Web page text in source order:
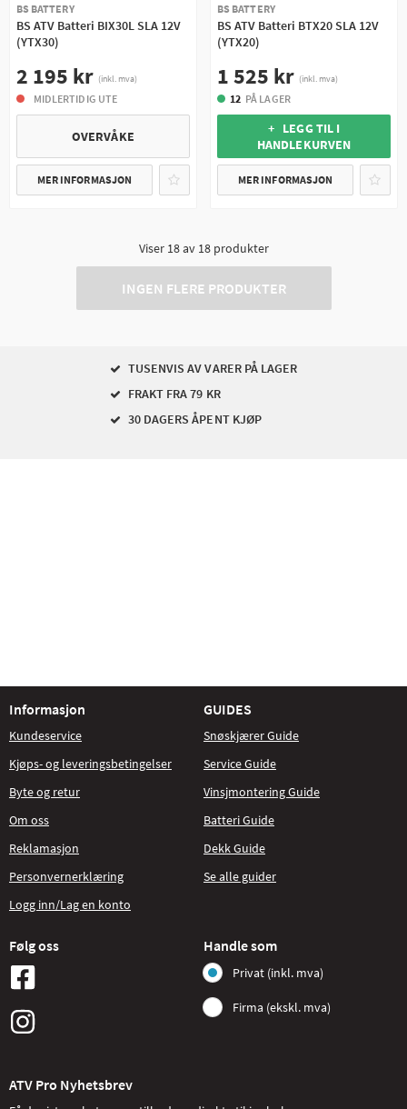
BS BATTERY
BS ATV Batteri BIX30L SLA 12V
(YTX30)
2 195 kr (inkl. mva)
MIDLERTIDIG UTE
OVERVÅKE
MER INFORMASJON
BS BATTERY
BS ATV Batteri BTX20 SLA 12V
(YTX20)
1 525 kr (inkl. mva)
12 PÅ LAGER
+ LEGG TIL I
HANDLEKURVEN
MER INFORMASJON
Viser 18av 18produkter
INGEN FLERE PRODUKTER
TUSENVIS AV VARER PÅ LAGER
FRAKT FRA 79 KR
30 DAGERS ÅPENT KJØP
Informasjon
Kundeservice
Kjøps- og leveringsbetingelser
Byte og retur
Om oss
Reklamasjon
Personvernerklæring
Logg inn/Lag en konto
GUIDES
Snøskjærer Guide
Service Guide
Vinsjmontering Guide
Batteri Guide
Dekk Guide
Se alle guider
Følg oss Handle som
Privat (inkl. mva)
Firma (ekskl. mva)
ATV Pro Nyhetsbrev